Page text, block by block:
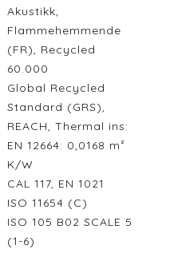
Akustikk,
Flammehemmende
(FR), Recycled
60.000
Global Recycled
Standard (GRS),
REACH, Thermal ins:
EN 12664: 0,0168 m²
K/W
CAL 117, EN 1021
ISO 11654 (C)
ISO 105 B02 SCALE 5
(1-6)